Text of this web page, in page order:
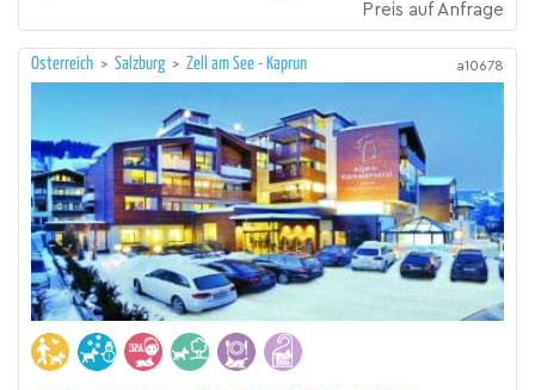
Preis auf Anfrage
Österreich > Salzburg > Zell am See - Kaprun a10678